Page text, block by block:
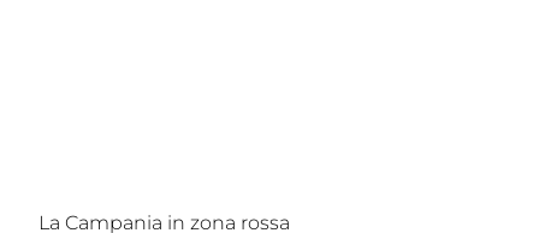
La Campania in zona rossa